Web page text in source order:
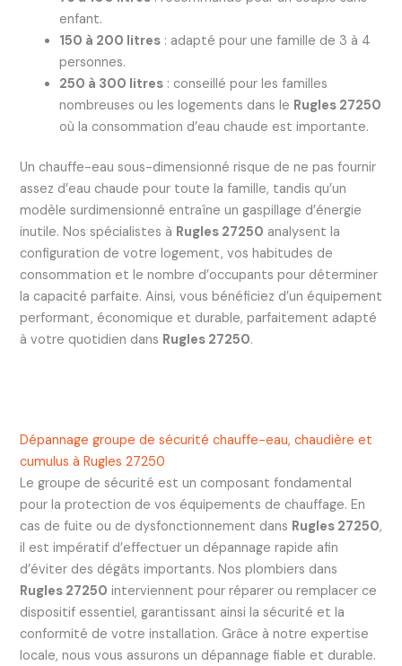
enfant.
150 à 200 litres: adapté pour une famille de 3 à 4
personnes.
250 à 300 litres: conseillé pour les familles
nombreuses ou les logements dans le Rugles 27250
où la consommation d’eau chaude est importante.
Un chauffe-eau sous-dimensionné risque de ne pas fournir
assez d’eau chaude pour toute la famille, tandis qu’un
modèle surdimensionné entraîne un gaspillage d’énergie
inutile. Nos spécialistes à Rugles 27250 analysent la
configuration de votre logement, vos habitudes de
consommation et le nombre d’occupants pour déterminer
la capacité parfaite. Ainsi, vous bénéficiez d’un équipement
performant, économique et durable, parfaitement adapté
à votre quotidien dans Rugles 27250.
Dépannage groupe de sécurité chauffe-eau, chaudière et
cumulus à Rugles 27250
Le groupe de sécurité est un composant fondamental
pour la protection de vos équipements de chauffage. En
cas de fuite ou de dysfonctionnement dans Rugles 27250,
il est impératif d’effectuer un dépannage rapide afin
d’éviter des dégâts importants. Nos plombiers dans
Rugles 27250 interviennent pour réparer ou remplacer ce
dispositif essentiel, garantissant ainsi la sécurité et la
conformité de votre installation. Grâce à notre expertise
locale, nous vous assurons un dépannage fiable et durable.